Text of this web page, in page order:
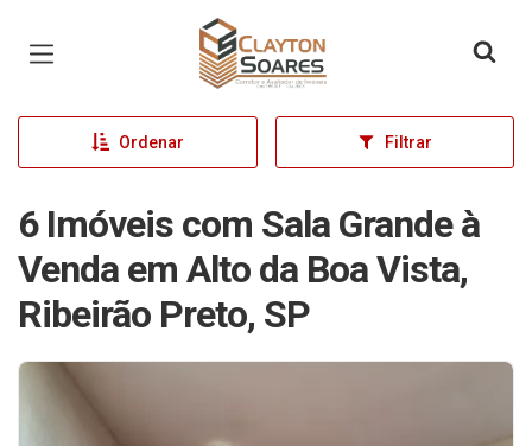
Página inicial
Ordenar Filtrar
6 Imóveis com Sala Grande à
Venda em Alto da Boa Vista,
Ribeirão Preto, SP